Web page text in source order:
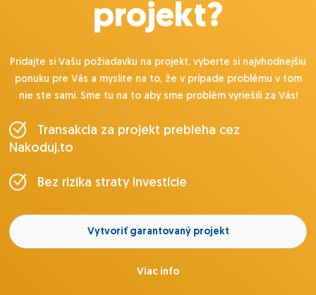
projekt?
Pridajte si Vašu požiadavku na projekt, vyberte si najvhodnejšiu
ponuku pre Vás a myslite na to, že v prípade problému v tom
nie ste sami. Sme tu na to aby sme problém vyriešili za Vás!
Transakcia za projekt prebieha cez
Nakoduj.to
Bez rizika straty investície
Vytvoriť garantovaný projekt
Viac info